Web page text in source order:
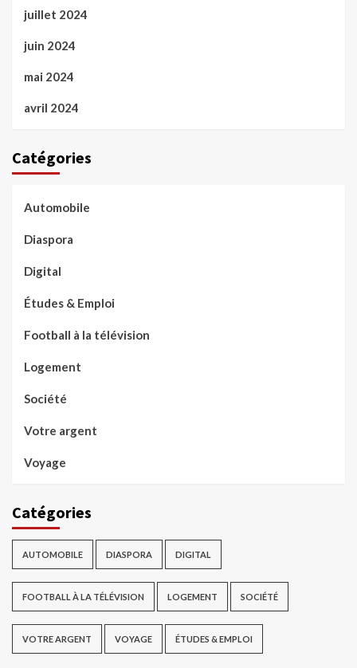
juillet 2024
juin 2024
mai 2024
avril 2024
Catégories
Automobile
Diaspora
Digital
Études & Emploi
Football à la télévision
Logement
Société
Votre argent
Voyage
Catégories
AUTOMOBILE DIASPORA DIGITAL
FOOTBALL À LA TÉLÉVISION LOGEMENT SOCIÉTÉ
VOTRE ARGENT VOYAGE ÉTUDES & EMPLOI